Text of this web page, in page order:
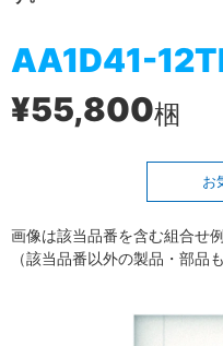
AA1D41-
¥55,800梱
お
画像は該当品番を含む組合せ例
（該当品番以外の製品・部品